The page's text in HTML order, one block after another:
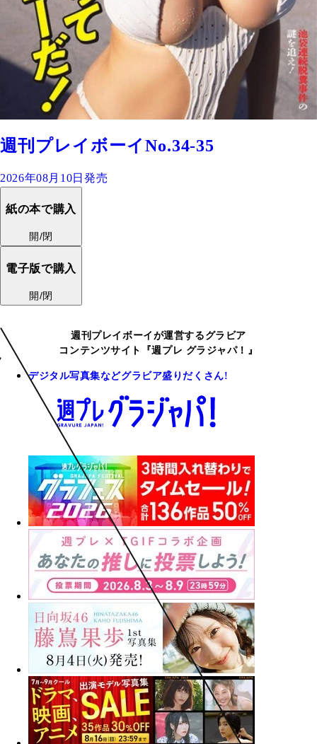
週刊プレイボーイNo.34-35
2026年08月10日発売
紙の本で購入
開/閉
電子版で購入
開/閉
週刊プレイボーイが運営するグラビア
コンテンツサイト『週プレ グラジャパ！』
デジタル写真集などグラビア盛りだくさん!